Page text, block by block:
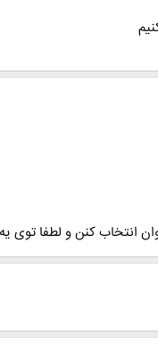
انتخاب کنن و لطفا توی